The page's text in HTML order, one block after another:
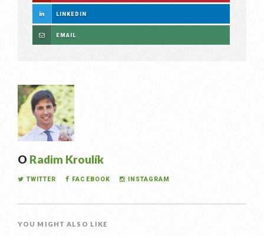
LINKEDIN
EMAIL
O Radim Kroulík
TWITTER FACEBOOK INSTAGRAM
YOU MIGHT ALSO LIKE